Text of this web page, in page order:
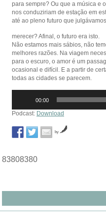
para sempre? Ou que a música e
nos conduziriam de estação em
até ao pleno futuro que julgávamos
merecer? Afinal, o futuro era isto.
Não estamos mais sábios, não
melhores razões. Na viagem
para o escuro, o amor é um
ocasional e difícil. E a partir de
todas as cidades se parecem.
áudio
00:00
Podcast: Download
by
83808380